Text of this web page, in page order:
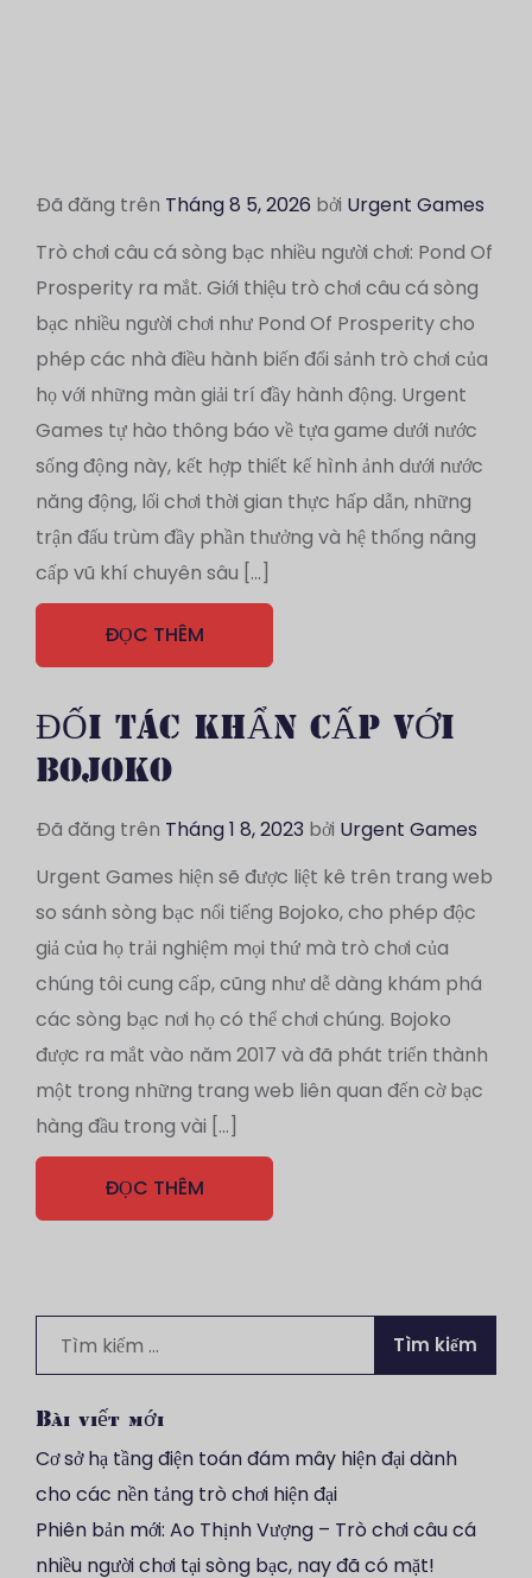
Đã đăng trên Tháng 8 5, 2026 bởi Urgent Games
Trò chơi câu cá sòng bạc nhiều người chơi: Pond Of
Prosperity ra mắt. Giới thiệu trò chơi câu cá sòng
bạc nhiều người chơi như Pond Of Prosperity cho
phép các nhà điều hành biến đổi sảnh trò chơi của
họ với những màn giải trí đầy hành động. Urgent
Games tự hào thông báo về tựa game dưới nước
sống động này, kết hợp thiết kế hình ảnh dưới nước
năng động, lối chơi thời gian thực hấp dẫn, những
trận đấu trùm đầy phần thưởng và hệ thống nâng
cấp vũ khí chuyên sâu […]
ĐỌC THÊM
ĐỐI TÁC KHẨN CẤP VỚI
BOJOKO
Đã đăng trên Tháng 1 8, 2023 bởi Urgent Games
Urgent Games hiện sẽ được liệt kê trên trang web
so sánh sòng bạc nổi tiếng Bojoko, cho phép độc
giả của họ trải nghiệm mọi thứ mà trò chơi của
chúng tôi cung cấp, cũng như dễ dàng khám phá
các sòng bạc nơi họ có thể chơi chúng. Bojoko
được ra mắt vào năm 2017 và đã phát triển thành
một trong những trang web liên quan đến cờ bạc
hàng đầu trong vài […]
ĐỌC THÊM
kiếm
Bài viết mới
Cơ sở hạ tầng điện toán đám mây hiện đại dành
cho các nền tảng trò chơi hiện đại
Phiên bản mới: Ao Thịnh Vượng – Trò chơi câu cá
nhiều người chơi tại sòng bạc, nay đã có mặt!